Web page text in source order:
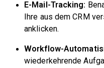
E-Mail-Tracking:
Ihre aus dem CRM
anklicken.
Workflow-
wiederkehrende